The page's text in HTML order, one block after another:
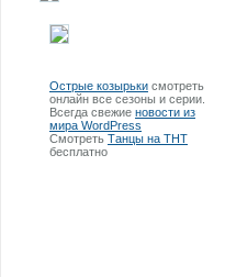
Острые козырьки смотреть
онлайн все сезоны и серии.
Всегда свежие новости из
мира WordPress
Смотреть Танцы на ТНТ
бесплатно